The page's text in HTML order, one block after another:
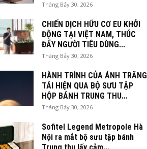
Tháng Bảy 30, 2026
CHIẾN DỊCH HỮU CƠ EU KHỞI
ĐỘNG TẠI VIỆT NAM, THÚC
ĐẨY NGƯỜI TIÊU DÙNG...
Tháng Bảy 30, 2026
HÀNH TRÌNH CỦA ÁNH TRĂNG
TÁI HIỆN QUA BỘ SƯU TẬP
HỘP BÁNH TRUNG THU...
Tháng Bảy 30, 2026
Sofitel Legend Metropole Hà
Nội ra mắt bộ sưu tập bánh